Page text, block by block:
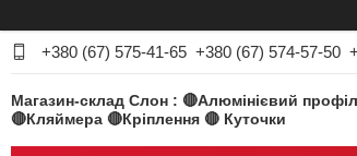
+380 (67) 575-41-65 +380 (67) 574-57-50
Магазин-склад Слон : 🔴Алюмінієвий
🔴Кляймера 🔴Кріплення 🔴 Куточки